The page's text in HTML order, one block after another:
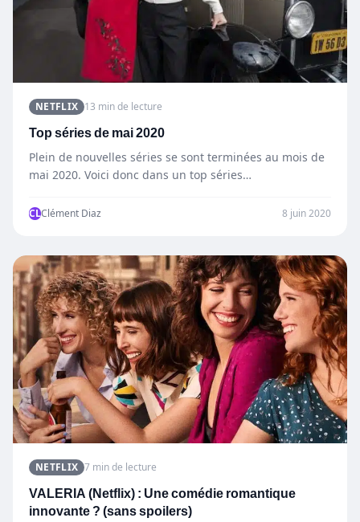
NETFLIX 13 min de lecture
Top séries de mai 2020
Plein de nouvelles séries se sont terminées au mois de
mai 2020. Voici donc dans un top séries…
CLClément Diaz 8 juin 2020
NETFLIX 7 min de lecture
VALERIA (Netflix) : Une comédie romantique
innovante ? (sans spoilers)